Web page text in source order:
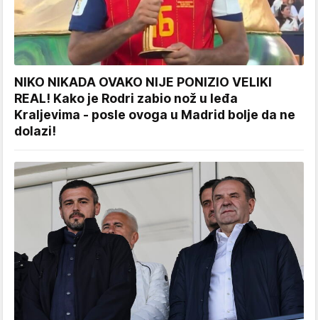
NIKO NIKADA OVAKO NIJE PONIZIO VELIKI
REAL! Kako je Rodri zabio nož u leđa
Kraljevima - posle ovoga u Madrid bolje da ne
dolazi!